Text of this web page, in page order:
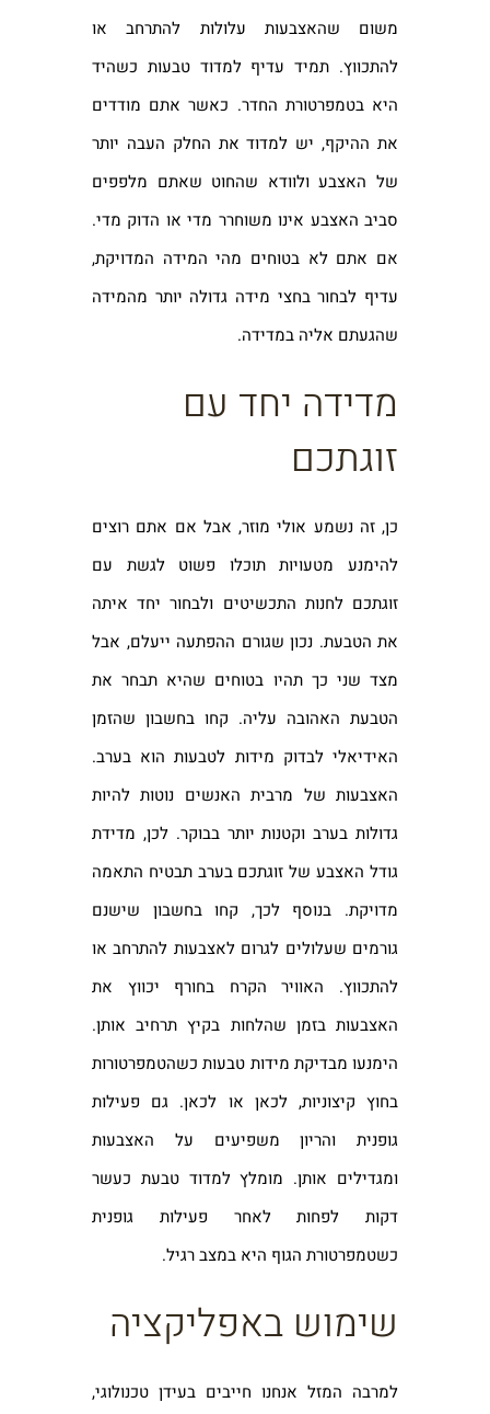
משום שהאצבעות עלולות להתרחב או
להתכווץ. תמיד עדיף למדוד טבעות כשהיד
היא בטמפרטורת החדר. כאשר אתם מודדים
את ההיקף, יש למדוד את החלק העבה יותר
של האצבע ולוודא שהחוט שאתם מלפפים
סביב האצבע אינו משוחרר מדי או הדוק מדי.
אם אתם לא בטוחים מהי המידה המדויקת,
עדיף לבחור בחצי מידה גדולה יותר מהמידה
שהגעתם אליה במדידה.
מדידה יחד עם
זוגתכם
כן, זה נשמע אולי מוזר, אבל אם אתם רוצים
להימנע מטעויות תוכלו פשוט לגשת עם
זוגתכם לחנות התכשיטים ולבחור יחד איתה
את הטבעת. נכון שגורם ההפתעה ייעלם, אבל
מצד שני כך תהיו בטוחים שהיא תבחר את
הטבעת האהובה עליה. קחו בחשבון שהזמן
האידיאלי לבדוק מידות לטבעות הוא בערב.
האצבעות של מרבית האנשים נוטות להיות
גדולות בערב וקטנות יותר בבוקר. לכן, מדידת
גודל האצבע של זוגתכם בערב תבטיח התאמה
מדויקת. בנוסף לכך, קחו בחשבון שישנם
גורמים שעלולים לגרום לאצבעות להתרחב או
להתכווץ. האוויר הקרח בחורף יכווץ את
האצבעות בזמן שהלחות בקיץ תרחיב אותן.
הימנעו מבדיקת מידות טבעות כשהטמפרטורות
בחוץ קיצוניות, לכאן או לכאן. גם פעילות
גופנית והריון משפיעים על האצבעות
ומגדילים אותן. מומלץ למדוד טבעת כעשר
דקות לפחות לאחר פעילות גופנית
כשטמפרטורת הגוף היא במצב רגיל.
שימוש באפליקציה
למרבה המזל אנחנו חייבים בעידן טכנולוגי,